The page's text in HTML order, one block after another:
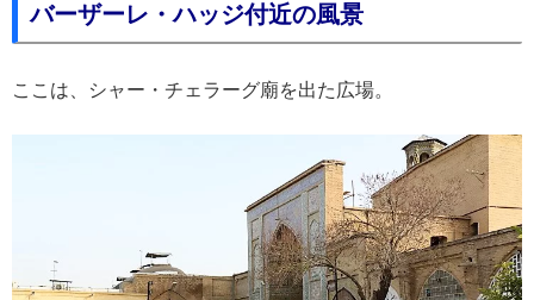
バーザーレ・ハッジ付近の風景
ここは、シャー・チェラーグ廟を出た広場。